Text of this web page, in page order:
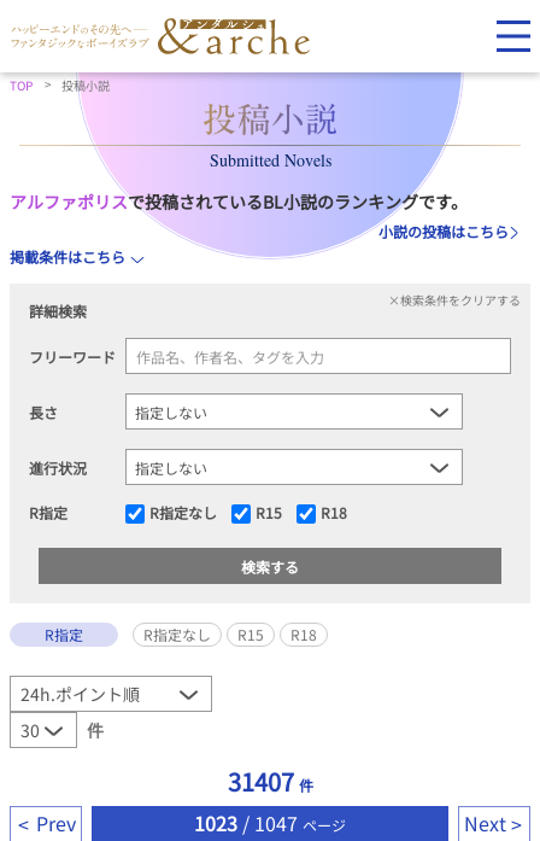
TOP 投稿小説
Submitted Novels
アルファポリスで投稿されているBL小説のランキングです。
小説の投稿はこちら
掲載条件はこちら
詳細検索
×検索条件をクリアする
フリーワード
長さ
進行状況
R指定 R指定なし R15 R18
R指定 R指定なし R15 R18
件
31407 件
Prev 1023 / 1047 ページ Next